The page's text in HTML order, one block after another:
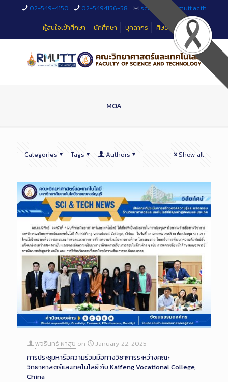
02-549-4150 02-5494156-58
sciteched@rmutt.ac.th
ผู้สนใจเข้าศึกษา
นักศึกษา บุคลากร ศิษย์เก่า
MOA
Categories Tags Authors Show all
พจรินทร์ ผาสุข on
January 22, 2025
การประชุมหารือความร่วมมือทางวิชาการระหว่างคณะ
วิทยาศาสตร์และเทคโนโลยี กับ Kaifeng Vocational College,
China